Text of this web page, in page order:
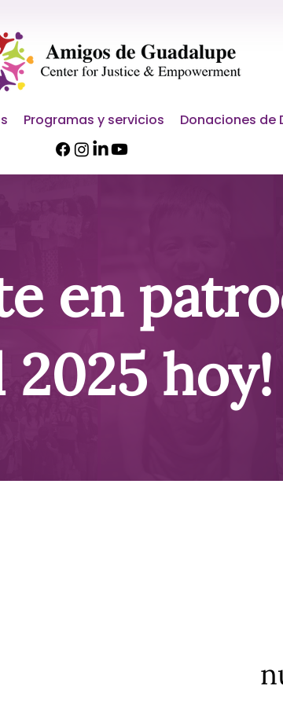
Programas y servicios Donaciones de
en
2025 hoy!